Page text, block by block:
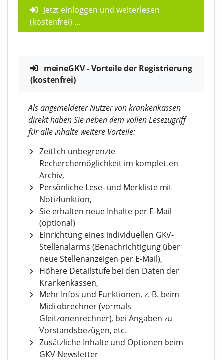
Jetzt einloggen und weiterlesen
(kostenfrei) ...
meineGKV - Vorteile der Registrierung
(kostenfrei)
Als angemeldeter Nutzer von krankenkassen
direkt haben Sie neben dem vollen Lesezugriff
für alle Inhalte weitere Vorteile:
Zeitlich unbegrenzte
Recherchemöglichkeit im kompletten
Archiv,
Persönliche Lese- und Merkliste mit
Notizfunktion,
Sie erhalten neue Inhalte per E-Mail
(optional)
Einrichtung eines individuellen GKV-
Stellenalarms (Benachrichtigung über
neue Stellenanzeigen per E-Mail),
Höhere Detailstufe bei den Daten der
Krankenkassen,
Mehr Infos und Funktionen, z. B. beim
Midijobrechner (vormals
Gleitzonenrechner), bei Angaben zu
Vorstandsbezügen, etc.
Zusätzliche Inhalte und Optionen beim
GKV-Newsletter